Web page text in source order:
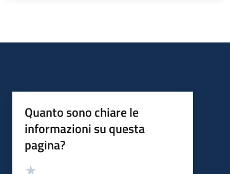
Quanto sono chiare le
informazioni su questa
pagina?
Valutazione